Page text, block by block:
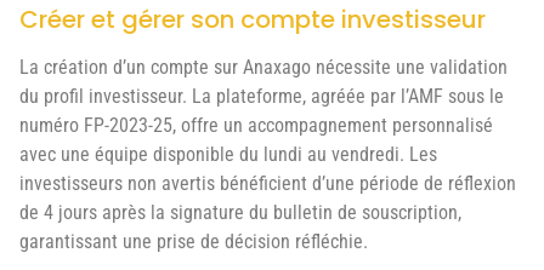
Créer et gérer son compte investisseur
La création d’un compte sur Anaxago nécessite une validation
du profil investisseur. La plateforme, agréée par l’AMF sous le
numéro FP-2023-25, offre un accompagnement personnalisé
avec une équipe disponible du lundi au vendredi. Les
investisseurs non avertis bénéficient d’une période de réflexion
de 4 jours après la signature du bulletin de souscription,
garantissant une prise de décision réfléchie.